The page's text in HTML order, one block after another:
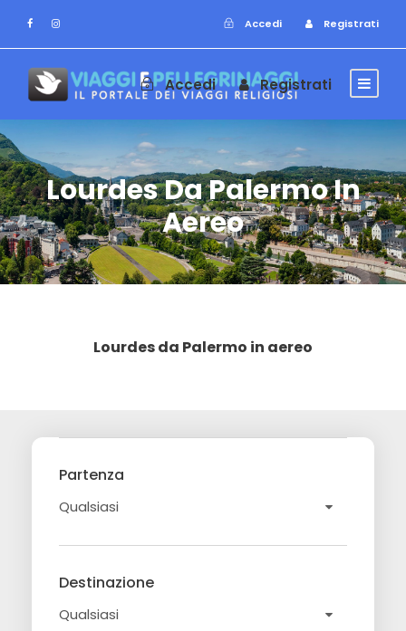
Accedi Registrati
Accedi Registrati
Lourdes Da Palermo In
Aereo
Lourdes da Palermo in aereo
Partenza
Destinazione